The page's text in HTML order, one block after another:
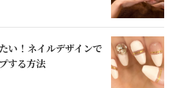
い！ネイルデザインで
する方法